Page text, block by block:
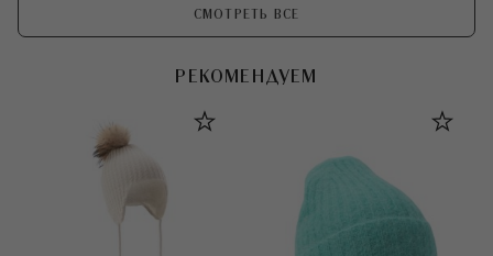
СМОТРЕТЬ ВСЕ
РЕКОМЕНДУЕМ